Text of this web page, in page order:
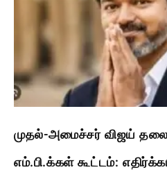
முதல்-அமைச்சர் விஜய்
எம்.பி.க்கள் கூட்டம்: